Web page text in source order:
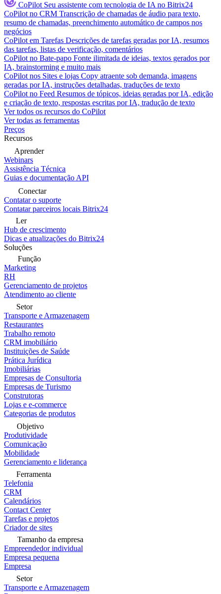
CoPilot Seu assistente com tecnologia de IA no Bitrix24
CoPilot no CRM Transcrição de chamadas de áudio para texto,
resumo de chamadas, preenchimento automático de campos nos
negócios
CoPilot em Tarefas Descrições de tarefas geradas por IA, resumos
das tarefas, listas de verificação, comentários
CoPilot no Bate-papo Fonte ilimitada de ideias, textos gerados por
IA, brainstorming e muito mais
CoPilot nos Sites e lojas Copy atraente sob demanda, imagens
geradas por IA, instruções detalhadas, traduções de texto
CoPilot no Feed Resumos de tópicos, ideias geradas por IA, edição
e criação de texto, respostas escritas por IA, tradução de texto
Ver todos os recursos do CoPilot
Ver todas as ferramentas
Preços
Recursos
Aprender
Webinars
Assistência Técnica
Guias e documentação API
Conectar
Contatar o suporte
Contatar parceiros locais Bitrix24
Ler
Hub de crescimento
Dicas e atualizações do Bitrix24
Soluções
Função
Marketing
RH
Gerenciamento de projetos
Atendimento ao cliente
Setor
Transporte e Armazenagem
Restaurantes
Trabalho remoto
CRM imobiliário
Instituições de Saúde
Prática Jurídica
Imobiliárias
Empresas de Consultoria
Empresas de Turismo
Construtoras
Lojas e e-commerce
Categorias de produtos
Objetivo
Produtividade
Comunicação
Mobilidade
Gerenciamento e liderança
Ferramenta
Telefonia
CRM
Calendários
Contact Center
Tarefas e projetos
Criador de sites
Tamanho da empresa
Empreendedor individual
Empresa pequena
Empresa
Setor
Transporte e Armazenagem